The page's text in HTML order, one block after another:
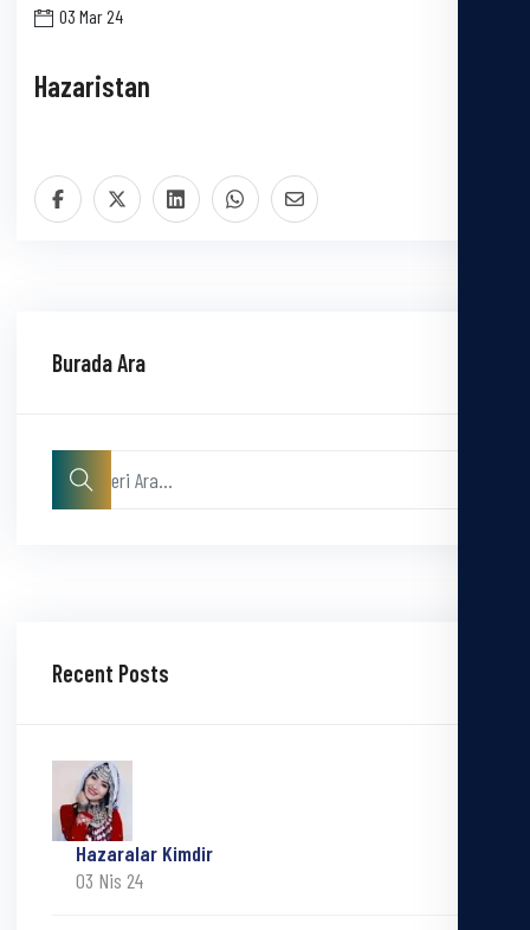
03 Mar 24
Hazaristan
Burada Ara
Recent Posts
Hazaralar Kimdir
03 Nis 24